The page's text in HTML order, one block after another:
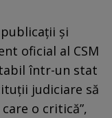
și
oficial al CSM
într-un stat
judiciare să
o critică”,